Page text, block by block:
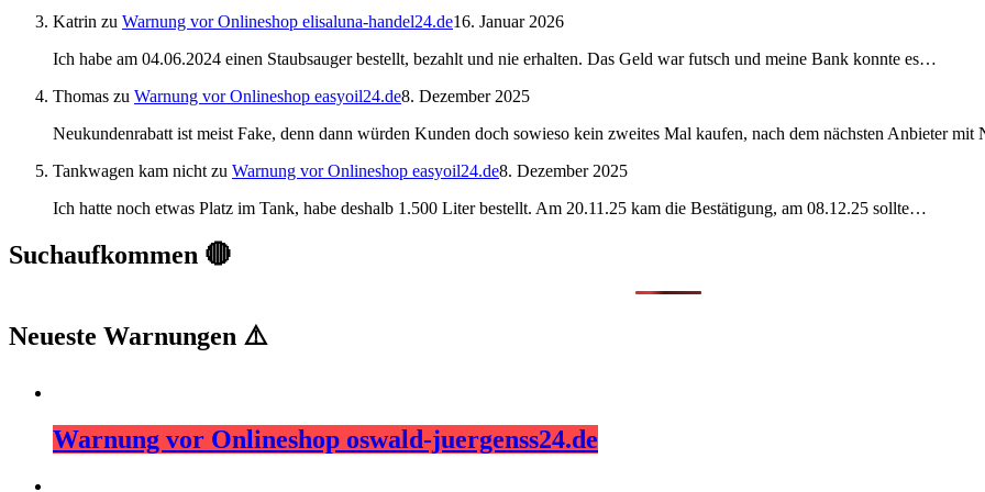
Katrin zu Warnung vor Onlineshop elisaluna-handel24.de16. Januar 2026
Ich habe am 04.06.2024 einen Staubsauger bestellt, bezahlt und nie erhalten. Das Geld war futsch und meine Bank konnte es…
Thomas zu Warnung vor Onlineshop easyoil24.de8. Dezember 2025
Neukundenrabatt ist meist Fake, denn dann würden Kunden doch sowieso kein zweites Mal kaufen, nach dem nächsten Anbieter
Tankwagen kam nicht zu Warnung vor Onlineshop easyoil24.de8. Dezember 2025
Ich hatte noch etwas Platz im Tank, habe deshalb 1.500 Liter bestellt. Am 20.11.25 kam die Bestätigung, am 08.12.25 sollte…
Suchaufkommen 🔴
Neueste Warnungen ⚠️
Warnung vor Onlineshop oswald-juergenss24.de